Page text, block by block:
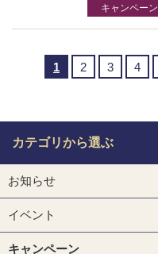
キャンペーン
1 2 3 4
カテゴリから選ぶ
お知らせ
イベント
キャンペーン